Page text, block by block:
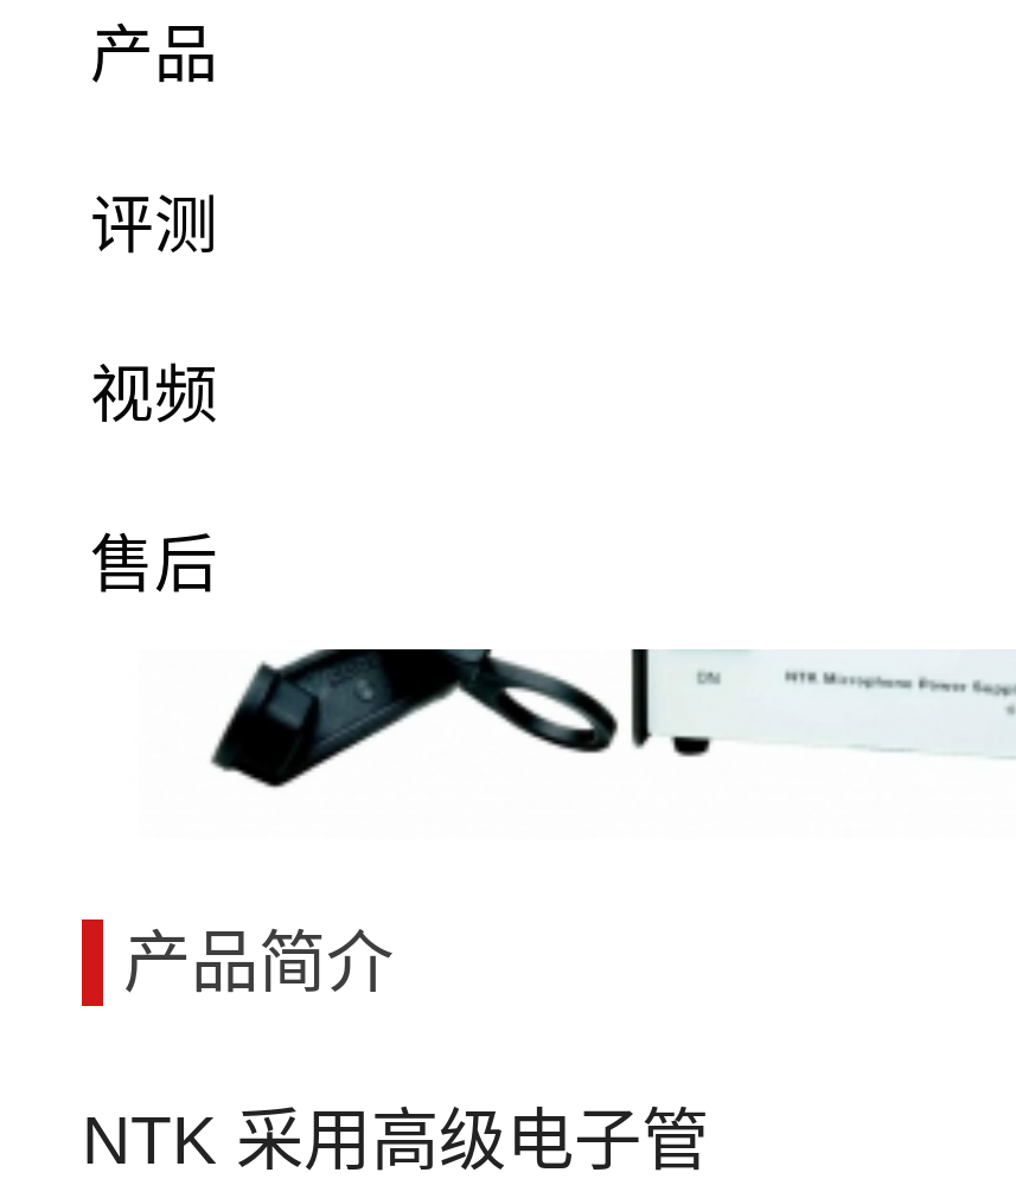
产品
评测
视频
售后
产品简介
NTK 采用高级电子管